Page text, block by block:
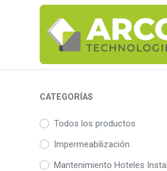
CATEGORÍAS
Todos los productos
Impermeabilización
Mantenimiento Hoteles